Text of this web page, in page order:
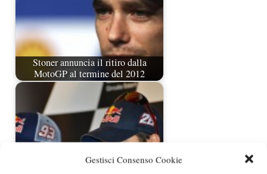
Gestisci Consenso Cookie
Stoner annuncia il ritiro dalla
MotoGP al termine del 2012